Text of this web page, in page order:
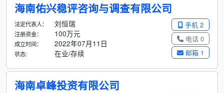
海南佑兴稳评咨询与调查有限公司
手机 2
电话 0
邮箱 1
法定代表人： 刘恒瑞
注册资金： 100万元
成立时间： 2022年07月11日
状态: 在业/存续
海南卓峰投资有限公司